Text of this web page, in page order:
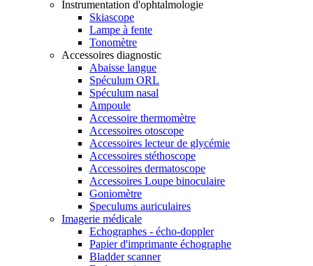
Instrumentation d'ophtalmologie
Skiascope
Lampe à fente
Tonomètre
Accessoires diagnostic
Abaisse langue
Spéculum ORL
Spéculum nasal
Ampoule
Accessoire thermomètre
Accessoires otoscope
Accessoires lecteur de glycémie
Accessoires stéthoscope
Accessoires dermatoscope
Accessoires Loupe binoculaire
Goniomètre
Speculums auriculaires
Imagerie médicale
Echographes - écho-doppler
Papier d'imprimante échographe
Bladder scanner